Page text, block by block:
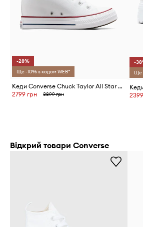
-28%
Ще -10% з кодом WEB*
Кеди Converse Chuck Taylor All Star Wedge
2799 грн
3899 грн
-
Ще
Відкрий товари Converse